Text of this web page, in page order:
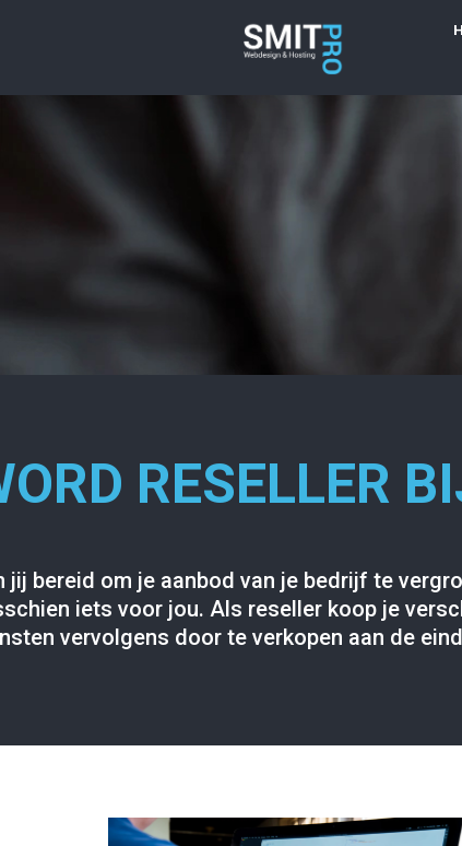
RESELLER
jij bereid om je aanbod van je bedrijf te
iets voor jou. Als reseller koop je
vervolgens door te verkopen aan de